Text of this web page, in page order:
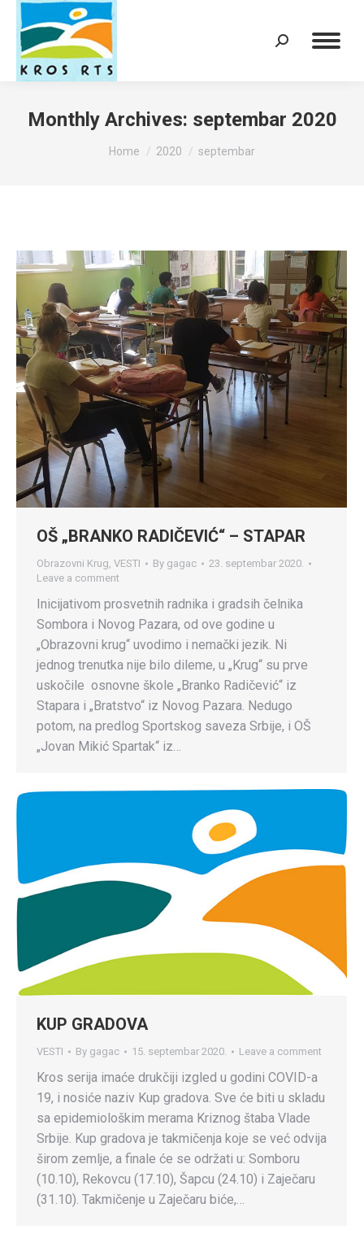
Search:
Monthly Archives: septembar 2020
You are here:
Home 2020 septembar
OŠ „BRANKO RADIČEVIĆ“ – STAPAR
Obrazovni Krug, VESTI By gagac
23. septembar 2020.
Leave a comment
Inicijativom prosvetnih radnika i gradsih čelnika
Sombora i Novog Pazara, od ove godine u
„Obrazovni krug“ uvodimo i nemački jezik. Ni
jednog trenutka nije bilo dileme, u „Krug“ su prve
uskočile osnovne škole „Branko Radičević“ iz
Stapara i „Bratstvo“ iz Novog Pazara. Nedugo
potom, na predlog Sportskog saveza Srbije, i OŠ
„Jovan Mikić Spartak“ iz…
KUP GRADOVA
VESTI By gagac 15. septembar 2020. Leave a comment
Kros serija imaće drukčiji izgled u godini COVID-a
19, i nosiće naziv Kup gradova. Sve će biti u skladu
sa epidemiološkim merama Kriznog štaba Vlade
Srbije. Kup gradova je takmičenja koje se već odvija
širom zemlje, a finale će se održati u: Somboru
(10.10), Rekovcu (17.10), Šapcu (24.10) i Zaječaru
(31.10). Takmičenje u Zaječaru biće,…